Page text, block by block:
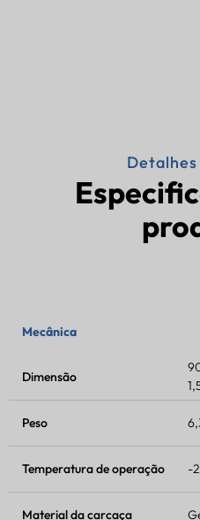
Mecânica
Dimensão
Peso
Temperatura de operação -
Material da carcaça